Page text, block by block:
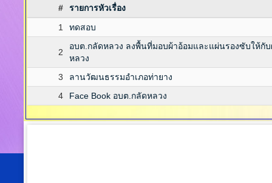
#
รายการหัวเรื่อง
1
ทดสอบ
2
อบต.กลัดหลวง ลงพื้นที่มอบผ้าอ้อมและแผ่นรองซับให้กั
หลวง
3
ลานวัฒนธรรมอำเภอท่ายาง
4
Face Book อบต.กลัดหลวง